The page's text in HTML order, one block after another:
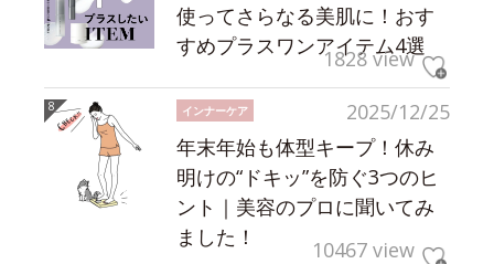
使ってさらなる美肌に！おす
すめプラスワンアイテム4選
1828 view
2025/12/25
インナーケア
年末年始も体型キープ！休み
明けの“ドキッ”を防ぐ3つのヒ
ント｜美容のプロに聞いてみ
ました！
10467 view